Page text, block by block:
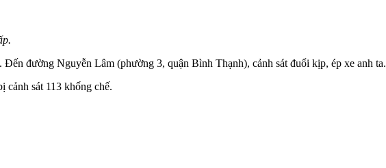
đường Nguyễn Lâm (phường 3, quận Bình Thạnh), cảnh sát đuổi kịp, ép xe anh ta.
sát 113 khống chế.